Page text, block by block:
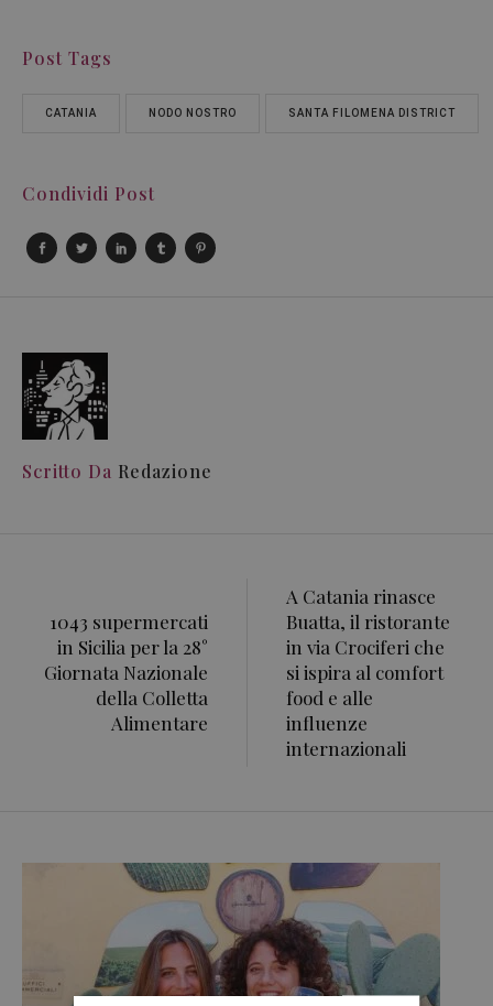
Post Tags
CATANIA NODO NOSTRO SANTA FILOMENA DISTRICT
Condividi Post
Scritto Da Redazione
1043 supermercati
in Sicilia per la 28°
Giornata Nazionale
della Colletta
Alimentare
A Catania rinasce
Buatta, il ristorante
in via Crociferi che
si ispira al comfort
food e alle
influenze
internazionali